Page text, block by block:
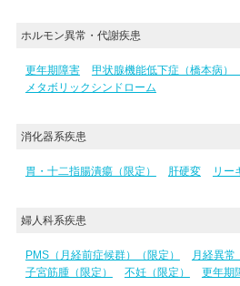
ホルモン異常・代謝疾患
更年期障害 甲状腺機能低下症（橋本病）
メタボリックシンドローム
消化器系疾患
胃・十二指腸潰瘍（限定） 肝硬変 リー
婦人科系疾患
PMS（月経前症候群）（限定） 月経異常
子宮筋腫（限定）
不妊（限定） 更年期